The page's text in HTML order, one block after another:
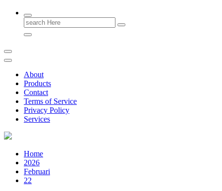
Search
for:
About
Products
Contact
Terms of Service
Privacy Policy
Services
Home
2026
Februari
22